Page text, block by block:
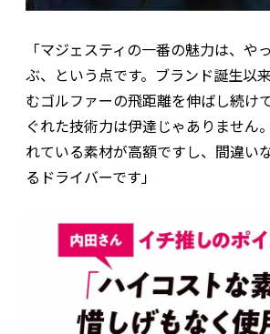
「マジェスティの一番の魅力は、や
ぶ、という点です。ブランド誕生以
むゴルファーの飛距離を伸ばし続け
ぐれた技術力は伊達じゃありません
れている素材が高額ですし、間違い
るドライバーです」